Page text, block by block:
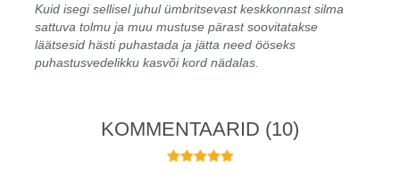
Kuid isegi sellisel juhul ümbritsevast keskkonnast silma
sattuva tolmu ja muu mustuse pärast soovitatakse
läätsesid hästi puhastada ja jätta need ööseks
puhastusvedelikku kasvõi kord nädalas.
KOMMENTAARID (10)